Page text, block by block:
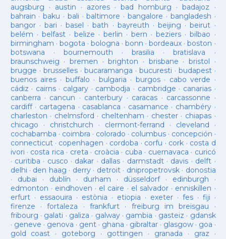
augsburg · austin · azores·bad homburg ·badajoz ·
bahrain ·baku · bali ·baltimore ·bangalore · bangladesh ·
bangor· bari ·basel ·bath · bayreuth ·beijing ·beirut ·
belém · belfast· belize · berlin ·bern ·beziers ·bilbao ·
birmingham · bogota · bologna ·bonn ·bordeaux ·boston ·
botswana · bournemouth ·brasilia ·bratislava ·
braunschweig · bremen ·brighton · brisbane · bristol ·
brugge · brusselles· bucaramanga · bucuresti · budapest·
buenos aires· buffalo · bulgaria · burgos· cabo verde ·
cádiz · cairns· calgary · cambodja · cambridge · canarias·
canberra · cancun · canterbury · caracas · carcassonne ·
cardiff· cartagena · casablanca · casamance · chambéry·
charleston · chelmsford · cheltenham · chester· chiapas ·
chicago · christchurch · clermont-ferrand · cleveland ·
cochabamba · coimbra · colorado · columbus· concepción ·
connecticut· copenhagen · cordoba · corfu · cork · costa d
ivori · costa rica · creta · croàcia · cuba · cuernavaca · curicó
· curitiba · cusco · dakar · dallas · darmstadt· davis · delft ·
delhi · den haag · derry· detroit· dnipropetrovsk· donostia
· dubai · dublín · durham · düsseldorf· edinburgh ·
edmonton · eindhoven · el caire · el salvador · enniskillen ·
erfurt· essaouira · estònia · etiopia · exeter· fes· fiji ·
firenze ·fortaleza · frankfurt· freiburg im breisgau ·
fribourg · galati · galiza · galway· gambia · gasteiz · gdansk
· geneve · genova · gent· ghana · gibraltar· glasgow· goa ·
gold coast · goteborg · gottingen · granada · graz ·